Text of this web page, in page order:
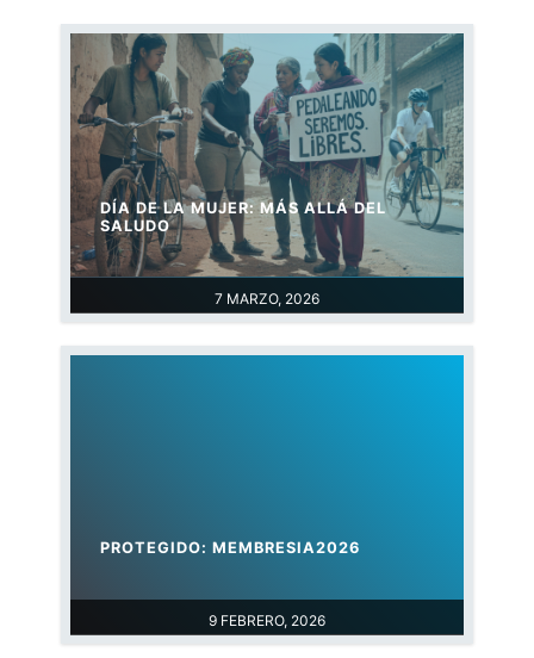
7 MARZO, 2026
DÍA DE LA MUJER: MÁS ALLÁ DEL
SALUDO
9 FEBRERO, 2026
PROTEGIDO: MEMBRESIA2026